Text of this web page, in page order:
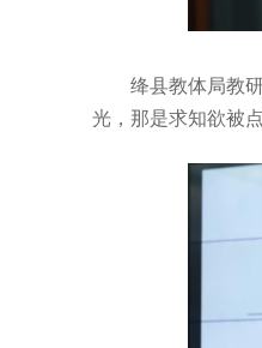
绛县教体局教
光，那是求知欲被